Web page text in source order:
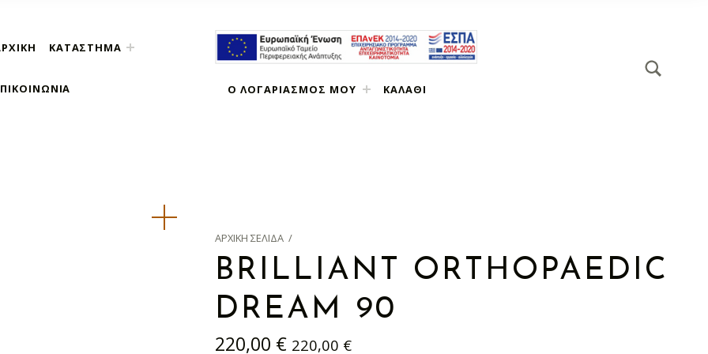
ΚΑΤΆΣΤΗΜΑ
Ο ΛΟΓΑΡΙΑΣΜΌΣ ΜΟΥ ΚΑΛΆΘΙ
Search for:
ΑΡΧΙΚΉ ΣΕΛΊΔΑ /
BRILLIANT ORTHOPAEDIC
DREAM 90
220,00 € 220,00 €